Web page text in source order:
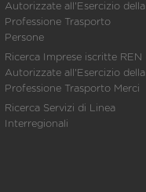
Autorizzate all'Esercizio della
Professione Trasporto
Persone
Ricerca Imprese iscritte REN
Autorizzate all'Esercizio della
Professione Trasporto Merci
Ricerca Servizi di Linea
Interregionali